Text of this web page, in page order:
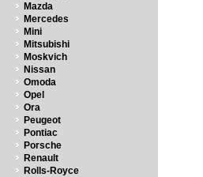
Mazda
Mercedes
Mini
Mitsubishi
Moskvich
Nissan
Omoda
Opel
Ora
Peugeot
Pontiac
Porsche
Renault
Rolls-Royce